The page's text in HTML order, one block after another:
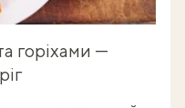
горіхами —